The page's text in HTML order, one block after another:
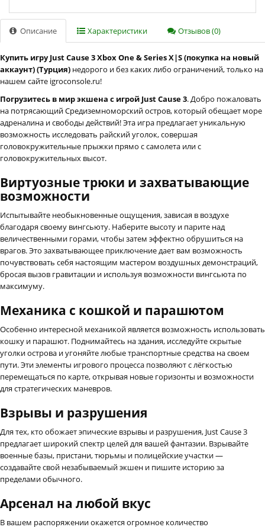
Описание Характеристики Отзывов (0)
Купить игру Just Cause 3 Xbox One & Series X|S (покупка на новый
аккаунт) (Турция) недорого и без каких либо ограничений, только на
нашем сайте igroconsole.ru!
Погрузитесь в мир экшена с игрой Just Cause 3. Добро пожаловать
на потрясающий Средиземноморский остров, который обещает море
адреналина и свободы действий! Эта игра предлагает уникальную
возможность исследовать райский уголок, совершая
головокружительные прыжки прямо с самолета или с
головокружительных высот.
Виртуозные трюки и захватывающие
возможности
Испытывайте необыкновенные ощущения, зависая в воздухе
благодаря своему вингсьюту. Наберите высоту и парите над
величественными горами, чтобы затем эффектно обрушиться на
врагов. Это захватывающее приключение дает вам возможность
почувствовать себя настоящим мастером воздушных демонстраций,
бросая вызов гравитации и используя возможности вингсьюта по
максимуму.
Механика с кошкой и парашютом
Особенно интересной механикой является возможность использовать
кошку и парашют. Поднимайтесь на здания, исследуйте скрытые
уголки острова и угоняйте любые транспортные средства на своем
пути. Эти элементы игрового процесса позволяют с лёгкостью
перемещаться по карте, открывая новые горизонты и возможности
для стратегических маневров.
Взрывы и разрушения
Для тех, кто обожает эпические взрывы и разрушения, Just Cause 3
предлагает широкий спектр целей для вашей фантазии. Взрывайте
военные базы, пристани, тюрьмы и полицейские участки —
создавайте свой незабываемый экшен и пишите историю за
пределами обычного.
Арсенал на любой вкус
В вашем распоряжении окажется огромное количество